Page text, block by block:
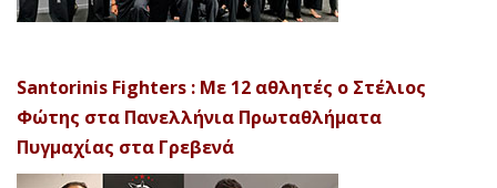
Santorinis Fighters : Με 12 αθλητές ο Στέλιος
Φώτης στα Πανελλήνια Πρωταθλήματα
Πυγμαχίας στα Γρεβενά